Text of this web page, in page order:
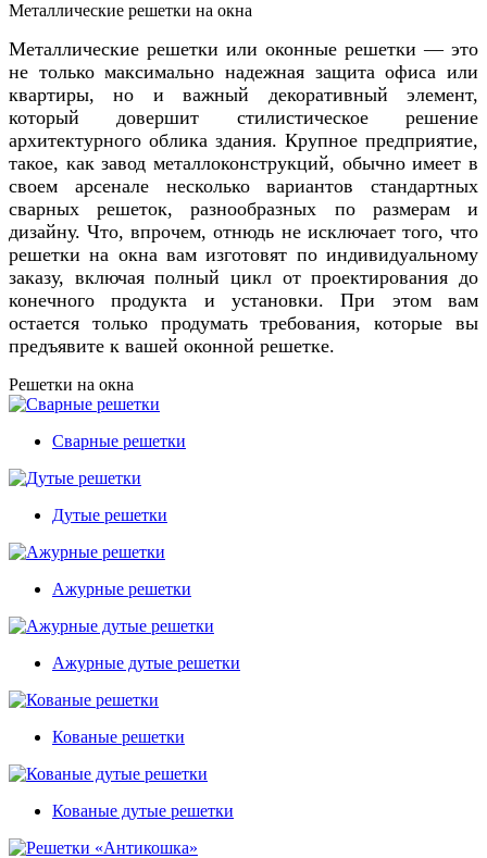
Металлические решетки на окна
Металлические решетки или оконные решетки — это
не только максимально надежная защита офиса или
квартиры, но и важный декоративный элемент,
который довершит стилистическое решение
архитектурного облика здания. Крупное предприятие,
такое, как завод металлоконструкций, обычно имеет в
своем арсенале несколько вариантов стандартных
сварных решеток, разнообразных по размерам и
дизайну. Что, впрочем, отнюдь не исключает того, что
решетки на окна вам изготовят по индивидуальному
заказу, включая полный цикл от проектирования до
конечного продукта и установки. При этом вам
остается только продумать требования, которые вы
предъявите к вашей оконной решетке.
Решетки на окна
Сварные решетки
Дутые решетки
Ажурные решетки
Ажурные дутые решетки
Кованые решетки
Кованые дутые решетки